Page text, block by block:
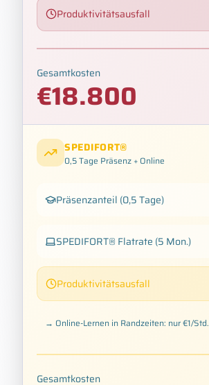
Produktivitätsausfall
Gesamtkosten
€18.800
SPEDIFORT®
0,5 Tage Präsenz + Online
Präsenzanteil (0,5 Tage)
SPEDIFORT® Flatrate (5 Mon.)
Produktivitätsausfall
→ Online-Lernen in Randzeiten: nur €1/Std.
Gesamtkosten